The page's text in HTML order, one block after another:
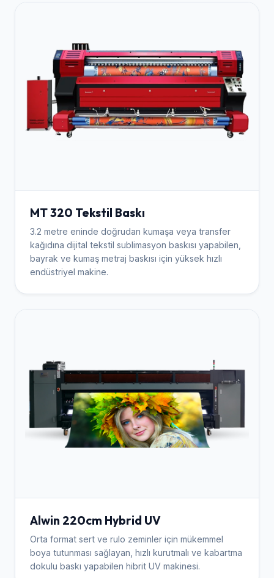
MT 320 Tekstil Baskı
3.2 metre eninde doğrudan kumaşa veya transfer
kağıdına dijital tekstil sublimasyon baskısı yapabilen,
bayrak ve kumaş metraj baskısı için yüksek hızlı
endüstriyel makine.
Alwin 220cm Hybrid UV
Orta format sert ve rulo zeminler için mükemmel
boya tutunması sağlayan, hızlı kurutmalı ve kabartma
dokulu baskı yapabilen hibrit UV makinesi.